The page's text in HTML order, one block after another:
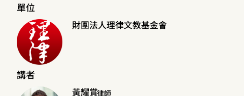
單位
財團法人理律文教基金會
講者
黃耀賞律師